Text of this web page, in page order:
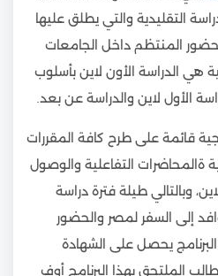
التقليدية والتي يطلق عليها
المنتظم داخل الجامعات
هي الدراسة الأون لاين بأسلوب
الأول لاين والدراسة عن بعد.
قائمة على طرح كافة المقررات
ةالمحاضرات التفاعلية والوصول
وبالتالي طيلة فترة دراسة
إلى السفر لمصر والحضور
يحصل على الشهادة
الملتحق بهذا البرنامج أوف